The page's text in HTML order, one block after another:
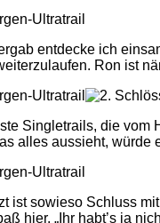
entdecke ich
Ron ist
Singletrails, die vom
alles aussieht, würde
ist sowieso Schluss
hier. „Ihr habt’s ja